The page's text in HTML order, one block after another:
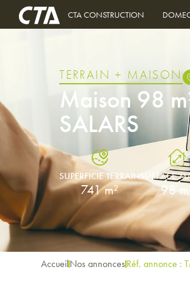
CTA CONSTRUCTION
TERRAIN + MAISON
Maison 98
SALARS
SUPERFICIE TERRAIN
741 m²
SURFACE
98
AccueilNos annoncesRéf. annonce :